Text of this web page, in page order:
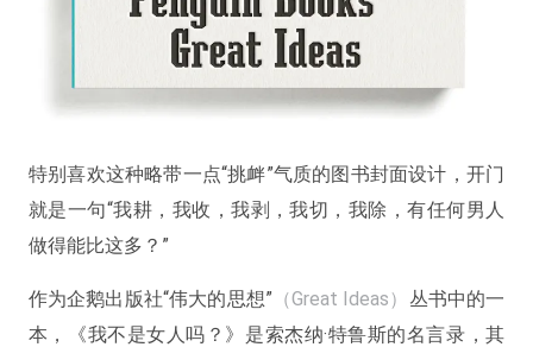
特别喜欢这种略带一点“挑衅”气质的图书封面设计，开门
就是一句“我耕，我收，我剥，我切，我除，有任何男人
做得能比这多？”
作为企鹅出版社“伟大的思想” （Great Ideas） 丛书中的一
本，《我不是女人吗？》是索杰纳·特鲁斯的名言录，其